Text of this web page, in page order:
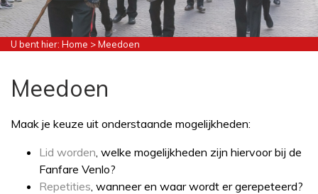
U bent hier: Home > Meedoen
Meedoen
Maak je keuze uit onderstaande mogelijkheden:
Lid worden , welke mogelijkheden zijn hiervoor bij de
Fanfare Venlo?
Repetities , wanneer en waar wordt er gerepeteerd?